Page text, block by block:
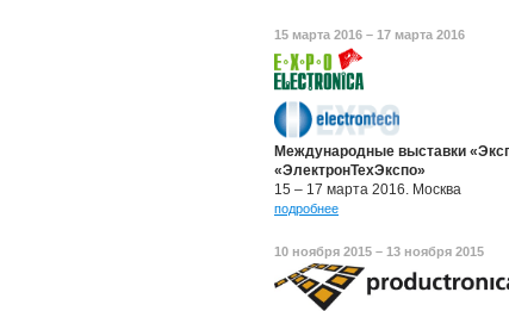
15 марта 2016 – 17 марта 2016
Международные выставки
«ЭлектронТехЭкспо»
15 – 17 марта 2016. Москва
подробнее
10 ноября 2015 – 13 ноября 2015